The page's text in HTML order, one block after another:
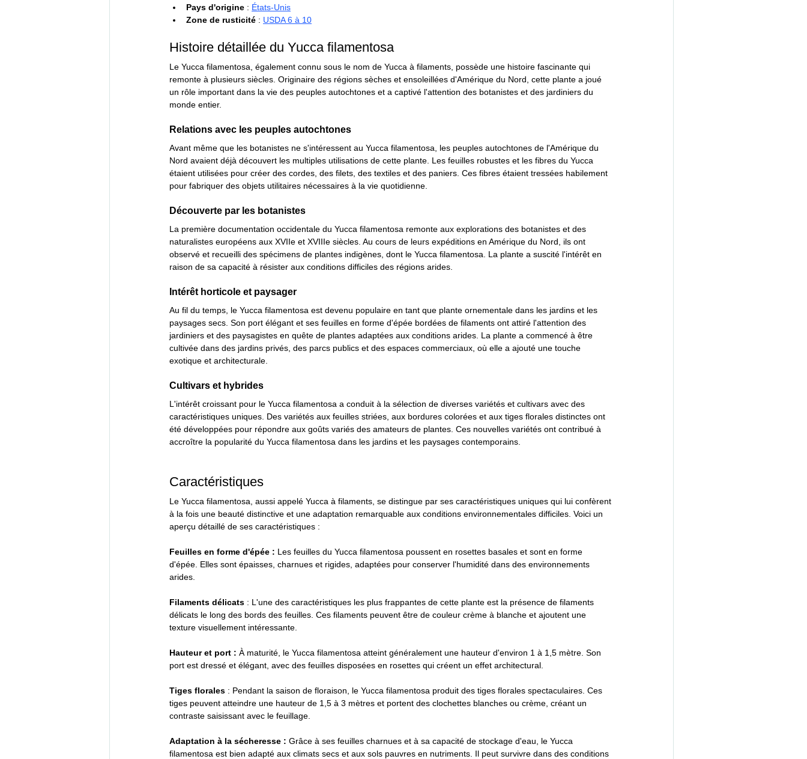
Pays d'origine : États-Unis
Zone de rusticité : USDA 6 à 10
Histoire détaillée du Yucca filamentosa
Le Yucca filamentosa, également connu sous le nom de Yucca à filaments, possède une histoire fascinante qui
remonte à plusieurs siècles. Originaire des régions sèches et ensoleillées d'Amérique du Nord, cette plante a joué
un rôle important dans la vie des peuples autochtones et a captivé l'attention des botanistes et des jardiniers du
monde entier.
Relations avec les peuples autochtones
Avant même que les botanistes ne s'intéressent au Yucca filamentosa, les peuples autochtones de l'Amérique du
Nord avaient déjà découvert les multiples utilisations de cette plante. Les feuilles robustes et les fibres du Yucca
étaient utilisées pour créer des cordes, des filets, des textiles et des paniers. Ces fibres étaient tressées habilement
pour fabriquer des objets utilitaires nécessaires à la vie quotidienne.
Découverte par les botanistes
La première documentation occidentale du Yucca filamentosa remonte aux explorations des botanistes et des
naturalistes européens aux XVIIe et XVIIIe siècles. Au cours de leurs expéditions en Amérique du Nord, ils ont
observé et recueilli des spécimens de plantes indigènes, dont le Yucca filamentosa. La plante a suscité l'intérêt en
raison de sa capacité à résister aux conditions difficiles des régions arides.
Intérêt horticole et paysager
Au fil du temps, le Yucca filamentosa est devenu populaire en tant que plante ornementale dans les jardins et les
paysages secs. Son port élégant et ses feuilles en forme d'épée bordées de filaments ont attiré l'attention des
jardiniers et des paysagistes en quête de plantes adaptées aux conditions arides. La plante a commencé à être
cultivée dans des jardins privés, des parcs publics et des espaces commerciaux, où elle a ajouté une touche
exotique et architecturale.
Cultivars et hybrides
L'intérêt croissant pour le Yucca filamentosa a conduit à la sélection de diverses variétés et cultivars avec des
caractéristiques uniques. Des variétés aux feuilles striées, aux bordures colorées et aux tiges florales distinctes ont
été développées pour répondre aux goûts variés des amateurs de plantes. Ces nouvelles variétés ont contribué à
accroître la popularité du Yucca filamentosa dans les jardins et les paysages contemporains.
Caractéristiques
Le Yucca filamentosa, aussi appelé Yucca à filaments, se distingue par ses caractéristiques uniques qui lui confèrent
à la fois une beauté distinctive et une adaptation remarquable aux conditions environnementales difficiles. Voici un
aperçu détaillé de ses caractéristiques :
Feuilles en forme d'épée : Les feuilles du Yucca filamentosa poussent en rosettes basales et sont en forme
d'épée. Elles sont épaisses, charnues et rigides, adaptées pour conserver l'humidité dans des environnements
arides.
Filaments délicats : L'une des caractéristiques les plus frappantes de cette plante est la présence de filaments
délicats le long des bords des feuilles. Ces filaments peuvent être de couleur crème à blanche et ajoutent une
texture visuellement intéressante.
Hauteur et port : À maturité, le Yucca filamentosa atteint généralement une hauteur d'environ 1 à 1,5 mètre. Son
port est dressé et élégant, avec des feuilles disposées en rosettes qui créent un effet architectural.
Tiges florales : Pendant la saison de floraison, le Yucca filamentosa produit des tiges florales spectaculaires. Ces
tiges peuvent atteindre une hauteur de 1,5 à 3 mètres et portent des clochettes blanches ou crème, créant un
contraste saisissant avec le feuillage.
Adaptation à la sécheresse : Grâce à ses feuilles charnues et à sa capacité de stockage d'eau, le Yucca
filamentosa est bien adapté aux climats secs et aux sols pauvres en nutriments. Il peut survivre dans des conditions